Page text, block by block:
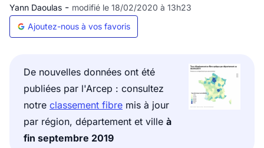
Yann Daoulas - modifié le 18/02/2020 à 13h23
Ajoutez-nous à vos favoris
De nouvelles données ont été
publiées par l'Arcep : consultez
notre classement fibre mis à jour
par région, département et ville à
fin septembre 2019